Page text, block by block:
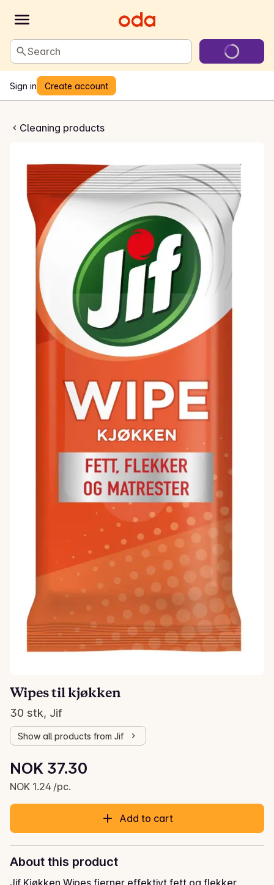
Search
Sign in Create account
Cleaning products
til kjøkken
Wipes til kjøkken
30 stk, Jif
Show all products from Jif
Current price is: NOK 37.30
NOK 37.30
NOK 1.24 /pc.
Unit price: NOK 1.24 /pc.
Add to cart
About this product